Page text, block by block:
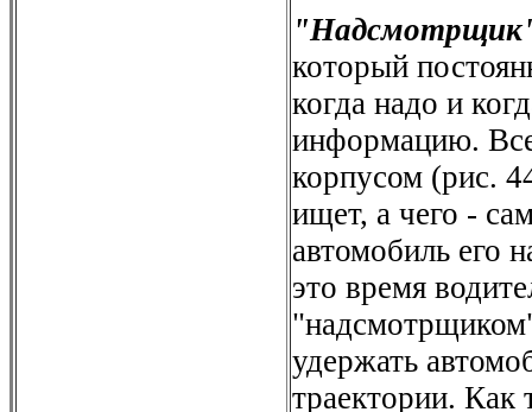
который
когда надо и
информацию.
корпусом (рис.
ищет, а чего -
автомобиль его
это время
удержать
траектории. Как